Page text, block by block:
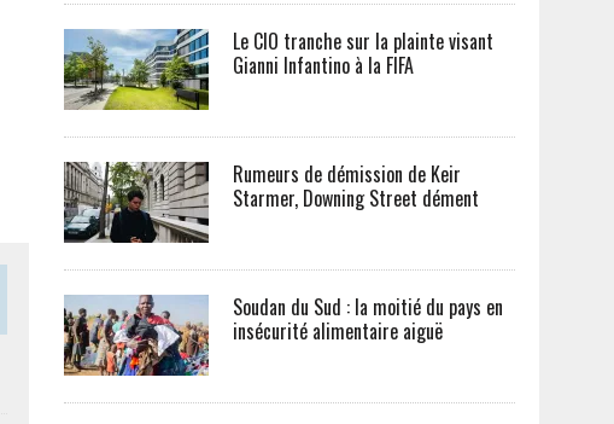
Le CIO tranche sur la plainte visant
Gianni Infantino à la FIFA
Rumeurs de démission de Keir
Starmer, Downing Street dément
Soudan du Sud : la moitié du pays en
insécurité alimentaire aiguë